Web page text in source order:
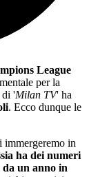
League
per la
di 'Milan TV' ha
. Ecco dunque le
immergeremo in
ha dei numeri
da un anno in